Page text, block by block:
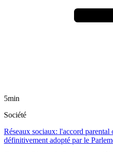
5min
Société
Réseaux sociaux: l'accord parental
définitivement adopté par le